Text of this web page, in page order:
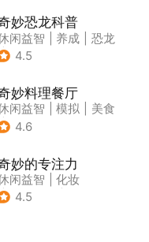
妙恐龙科普
闲益智 养成
恐龙
| 宝宝巴士
4.5
妙料理餐厅
闲益智 模拟
美食
| 宝宝巴士
4.6
妙的专注力
闲益智
化妆
| 宝宝巴士
4.5